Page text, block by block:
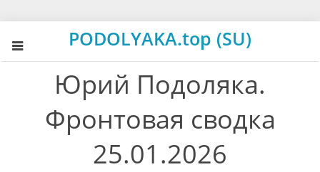
PODOLYAKA.top (SU)
Юрий Подоляка.
Фронтовая сводка
25.01.2026